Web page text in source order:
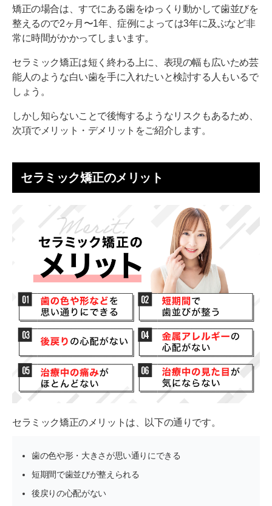
セラミック矯正と歯科矯正との違いは？どっちがい
い？
芸能人のような白い歯に憧れている人
歯の形・大きさにコンプレックスがある人
短期間で見た目を整えたい人
セラミック矯正で使うセラミッククラウンの寿命を
縮める原因
歯ぎしり・食いしばりをしている
硬いものを好んで食べる
力強い歯磨きをしている
セラミック矯正で起こり得るリスクは？何がやば
セラミック矯正を安全に受けるためのポイント4つ
①多くの症例を扱っている
②メリット・デメリットなどを丁寧に説明をしてくれる
③適切な治療方法を提案してくれる
矯正の場合は、すでにある歯をゆっくり動かして歯並びを
整えるので2ヶ月〜1年、症例によっては3年に及ぶなど非
常に時間がかかってしまいます。
セラミック矯正は短く終わる上に、表現の幅も広いため芸
能人のような白い歯を手に入れたいと検討する人もいるで
しょう。
しかし知らないことで後悔するようなリスクもあるため、
次項でメリット・デメリットをご紹介します。
セラミック矯正のメリット
セラミック矯正のメリットは、以下の通りです。
歯の色や形・大きさが思い通りにできる
短期間で歯並びが整えられる
後戻りの心配がない